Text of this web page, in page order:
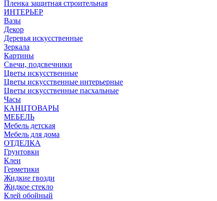
Пленка защитная строительная
ИНТЕРЬЕР
Вазы
Декор
Деревья искусственные
Зеркала
Картины
Свечи, подсвечники
Цветы искусственные
Цветы искусственные интерьерные
Цветы искусственные пасхальные
Часы
КАНЦТОВАРЫ
МЕБЕЛЬ
Мебель детская
Мебель для дома
ОТДЕЛКА
Грунтовки
Клеи
Герметики
Жидкие гвозди
Жидкое стекло
Клей обойный